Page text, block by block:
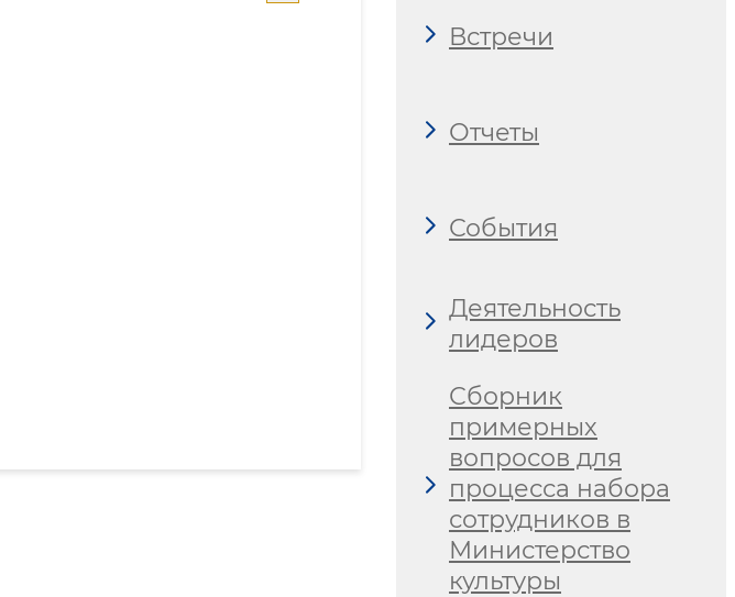
Встречи
Отчеты
События
Деятельность
лидеров
Сборник
примерных
вопросов для
процесса набора
сотрудников в
Министерство
культуры